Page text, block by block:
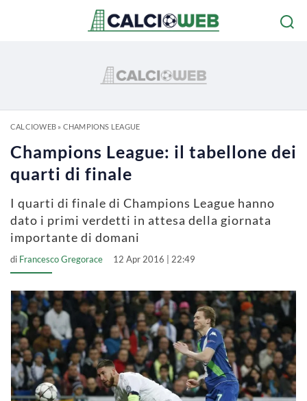
CALCIOWEB» CHAMPIONS LEAGUE
Champions League: il tabellone dei
quarti di finale
I quarti di finale di Champions League hanno
dato i primi verdetti in attesa della giornata
importante di domani
di Francesco Gregorace 12 Apr 2016 | 22:49